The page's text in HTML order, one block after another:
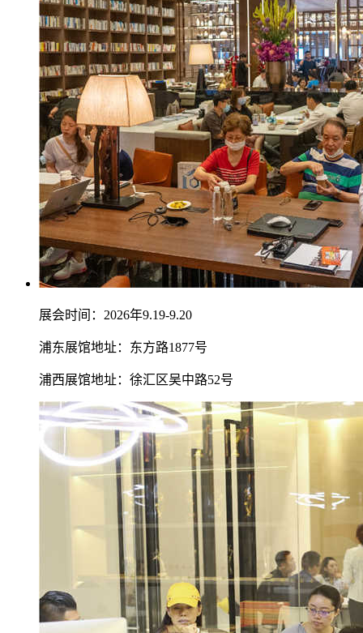
展会时间：2026年9.19-9.20
浦东展馆地址：东方路1877号
浦西展馆地址：徐汇区吴中路52号